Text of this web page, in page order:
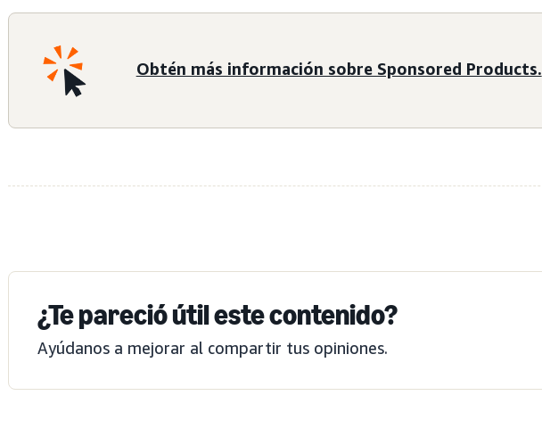
Obtén más información sobre Sponsored Products.
¿Te pareció útil este contenido?
Ayúdanos a mejorar al compartir tus opiniones.